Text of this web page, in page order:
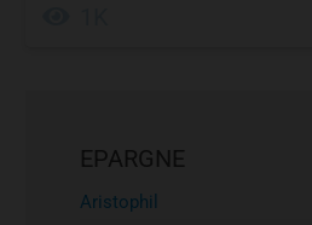
EPARGNE
Aristophil